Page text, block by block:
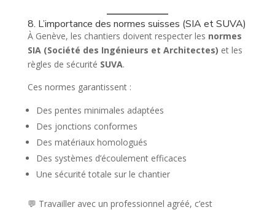
8. L’importance des normes suisses (SIA et SUVA)
À Genève, les chantiers doivent respecter les normes
SIA (Société des Ingénieurs et Architectes) et les
règles de sécurité SUVA.
Ces normes garantissent :
Des pentes minimales adaptées
Des jonctions conformes
Des matériaux homologués
Des systèmes d’écoulement efficaces
Une sécurité totale sur le chantier
💬 Travailler avec un professionnel agréé, c’est